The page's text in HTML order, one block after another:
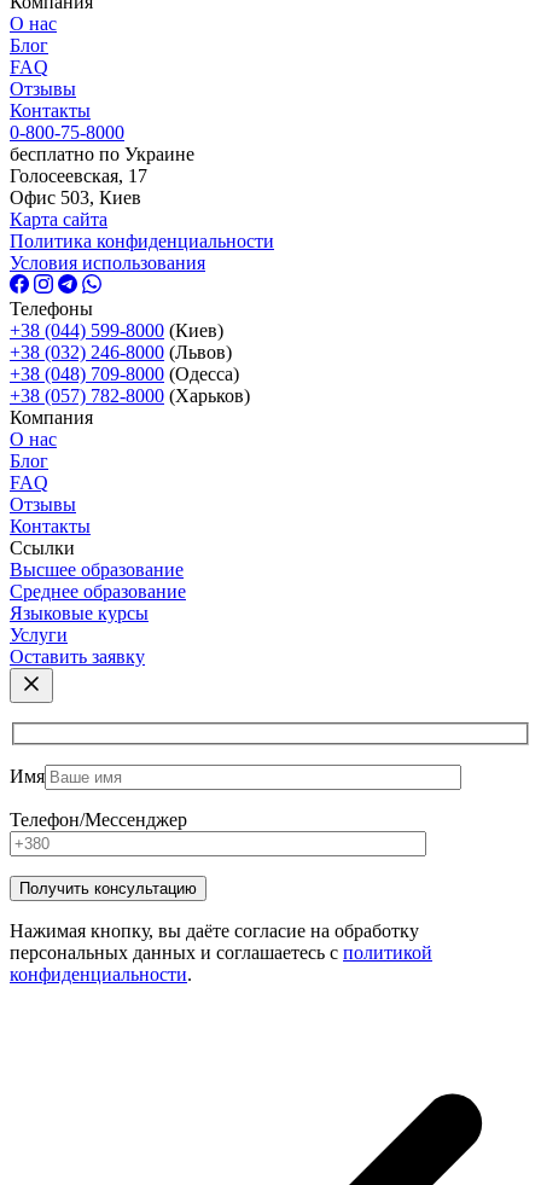
О нас
Блог
FAQ
Отзывы
Контакты
0-800-75-8000
бесплатно по Украине
Голосеевская, 17
Офис 503, Киев
Карта сайта
Политика конфиденциальности
Условия использования
Телефоны
+38 (044) 599-8000 (Киев)
+38 (032) 246-8000 (Львов)
+38 (048) 709-8000 (Одесcа)
+38 (057) 782-8000 (Харьков)
Компания
О нас
Блог
FAQ
Отзывы
Контакты
Ссылки
Высшее образование
Среднее образование
Языковые курсы
Услуги
Оставить заявку
Имя
Телефон/Мессенджер
Нажимая кнопку, вы даёте согласие на обработку
персональных данных и соглашаетесь с политикой
конфиденциальности.